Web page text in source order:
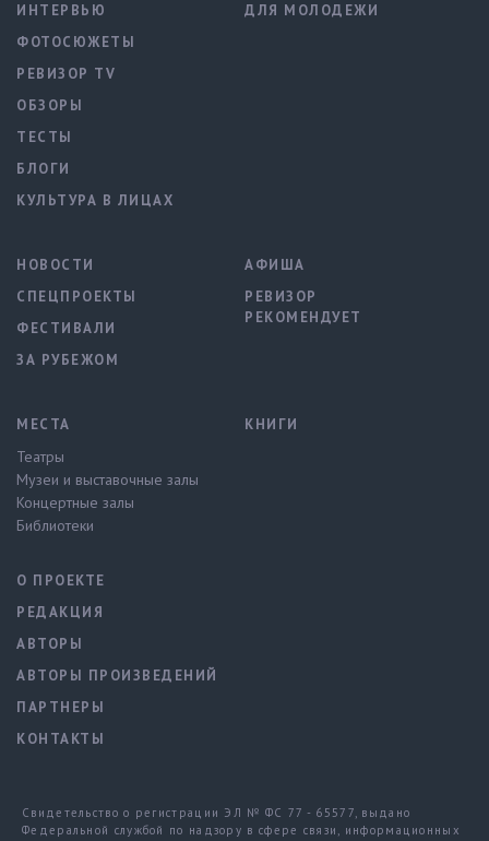
ИНТЕРВЬЮ
ФОТОСЮЖЕТЫ
РЕВИЗОР TV
ОБЗОРЫ
ТЕСТЫ
БЛОГИ
КУЛЬТУРА В ЛИЦАХ
ДЛЯ МОЛОДЕЖИ
НОВОСТИ
СПЕЦПРОЕКТЫ
ФЕСТИВАЛИ
ЗА РУБЕЖОМ
АФИША
РЕВИЗОР
РЕКОМЕНДУЕТ
МЕСТА
Театры
Музеи и выставочные залы
Концертные залы
Библиотеки
КНИГИ
О ПРОЕКТЕ
РЕДАКЦИЯ
АВТОРЫ
АВТОРЫ ПРОИЗВЕДЕНИЙ
ПАРТНЕРЫ
КОНТАКТЫ
Свидетельство о регистрации ЭЛ № ФС 77 - 65577, выдано
Федеральной службой по надзору в сфере связи, информационных